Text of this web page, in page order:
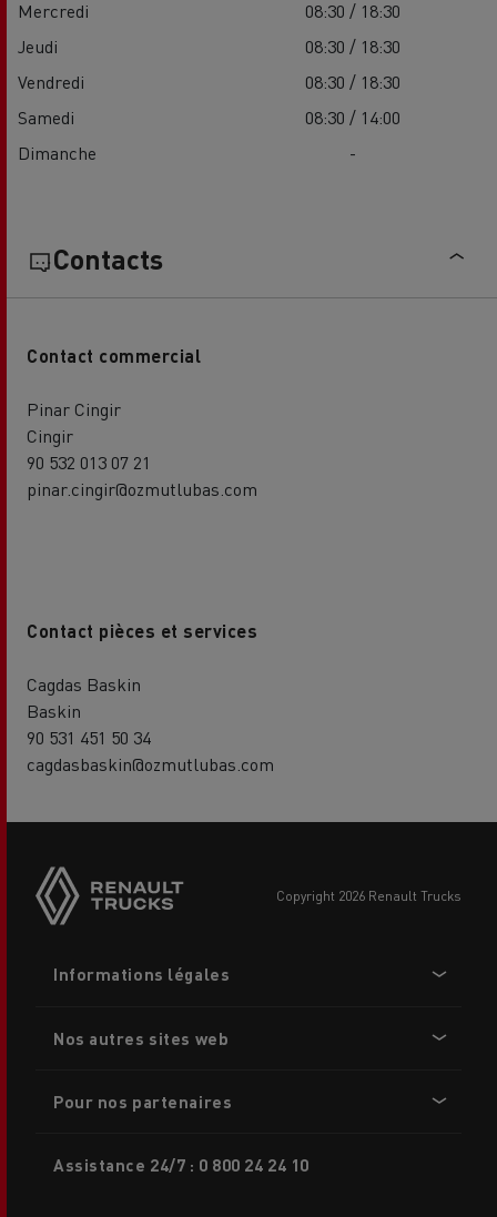
Mercredi
08:30 / 18:30
Jeudi
08:30 / 18:30
Vendredi
08:30 / 18:30
Samedi
08:30 / 14:00
Dimanche
-
Contacts
Contact commercial
Pinar Cingir
Cingir
90 532 013 07 21
pinar.cingir@ozmutlubas.com
Contact pièces et services
Cagdas Baskin
Baskin
90 531 451 50 34
cagdasbaskin@ozmutlubas.com
buttons
copyright 2026 Renault Trucks
menu
Informations légales
Nos autres sites web
Pour nos partenaires
Assistance 24/7 : 0 800 24 24 10